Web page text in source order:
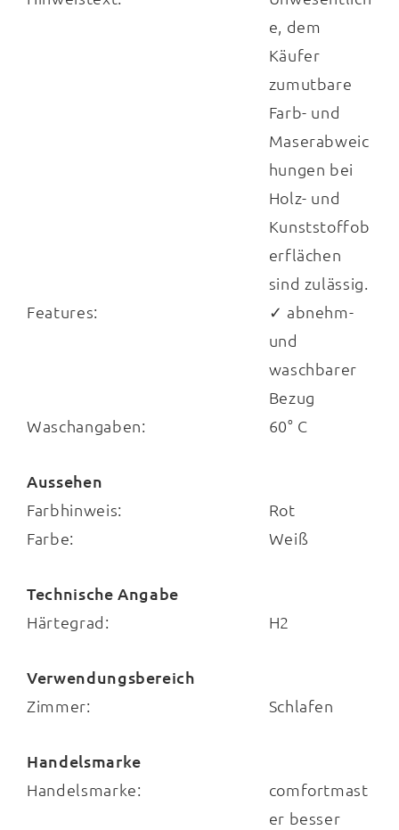
60 Grad waschen
Wendeschlaufen
Matratze gut
zwei
erhältlich und steht Ihnen in
mehreren
– zur Verfügung.
e, dem
Käufer
zumutbare
Farb- und
Maserabweic
hungen bei
Holz- und
Kunststoffob
erflächen
sind zulässig.
Features:
✓ abnehm-
und
waschbarer
Bezug
Waschangaben:
60° C
Aussehen
Farbhinweis:
Rot
Farbe:
Weiß
Technische Angabe
Härtegrad:
H2
Verwendungsbereich
Zimmer:
Schlafen
Handelsmarke
Handelsmarke:
comfortmast
er besser